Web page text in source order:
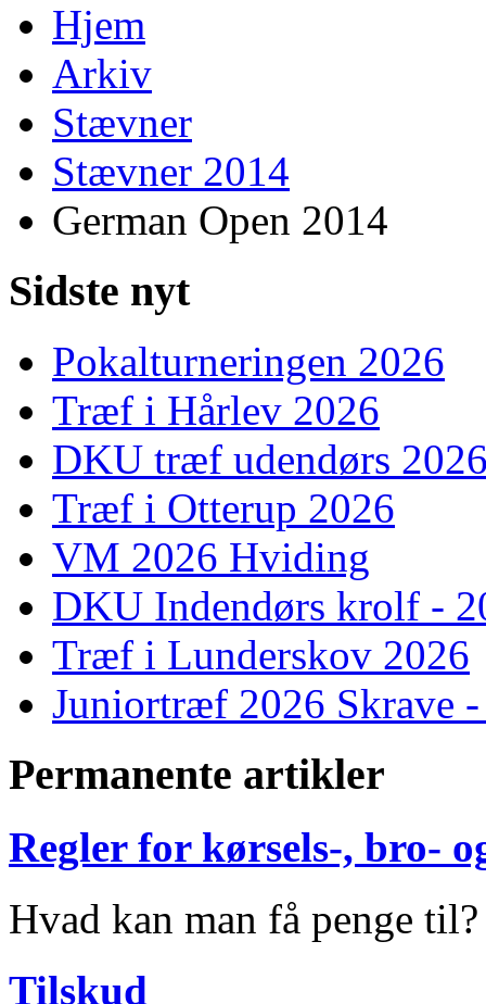
Hjem
Arkiv
Stævner
Stævner 2014
German Open 2014
Sidste nyt
Pokalturneringen 2026
Træf i Hårlev 2026
DKU træf udendørs
Træf i Otterup 2026
VM 2026 Hviding
DKU Indendørs krolf -
Træf i Lunderskov 2026
Juniortræf 2026 Skrave
Permanente artikler
Regler for kørsels-, bro-
Hvad kan man få penge til?
Tilskud